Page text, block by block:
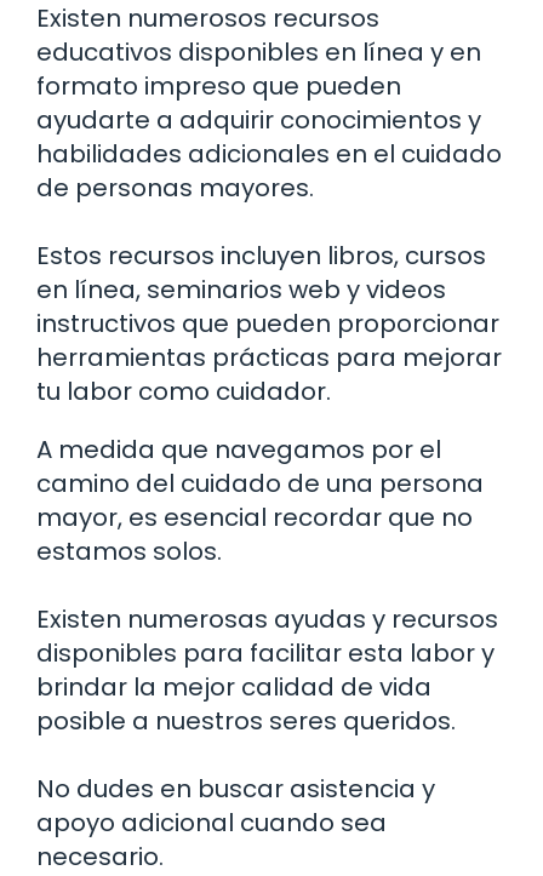
Existen numerosos recursos
educativos disponibles en línea y en
formato impreso que pueden
ayudarte a adquirir conocimientos y
habilidades adicionales en el cuidado
de personas mayores.
Estos recursos incluyen libros, cursos
en línea, seminarios web y videos
instructivos que pueden proporcionar
herramientas prácticas para mejorar
tu labor como cuidador.
A medida que navegamos por el
camino del cuidado de una persona
mayor, es esencial recordar que no
estamos solos.
Existen numerosas ayudas y recursos
disponibles para facilitar esta labor y
brindar la mejor calidad de vida
posible a nuestros seres queridos.
No dudes en buscar asistencia y
apoyo adicional cuando sea
necesario.